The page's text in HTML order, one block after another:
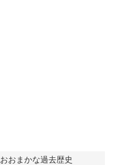
おおまかな過去歴史